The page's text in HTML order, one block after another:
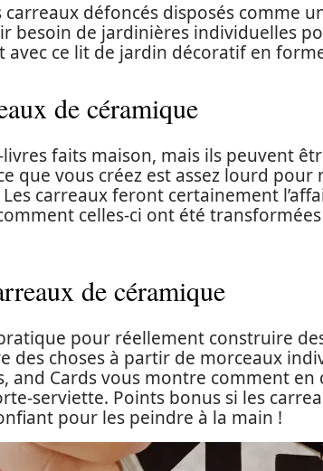
carreaux défoncés disposés comme
besoin de jardinières individuelles
avec ce lit de jardin décoratif en
de céramique
faits maison, mais ils peuvent
que vous créez est assez lourd
carreaux feront certainement
celles-ci ont été
de céramique
pour réellement construire
des choses à partir de morceaux
and Cards vous montre comment
serviette. Points bonus si les
pour les peindre à la main !